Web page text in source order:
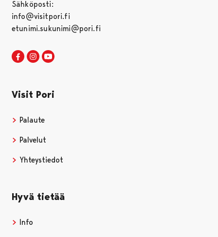
Sähköposti:
info@visitpori.fi
etunimi.sukunimi@pori.fi
Visit Pori Facebookissa
Avautuu uudessa välilehdessä
Visit Pori Instagrammissa
Avautuu uudessa välilehdessä
Visit Pori
Palaute
Palvelut
Yhteystiedot
Hyvä tietää
Info